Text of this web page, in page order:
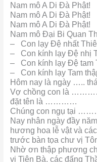
Nam mô A Di Đà Phật!
Nam mô A Di Đà Phật!
Nam mô A Di Đà Phật!
Nam mô Đại Bi Quan
– Con lạy Đệ nhất
– Con kính lạy Đệ nhị
– Con kính lạy Đệ tam
– Con kính lạy Tam
Hôm nay là ngày …..
Vợ chồng con là
đặt tên là …………
Chúng con ngụ tại
Nay nhân ngày đầy
hương hoa lễ vật và
trước bàn tọa chư vị
Nhờ ơn thập phương
vị Tiên Bà, các đấng